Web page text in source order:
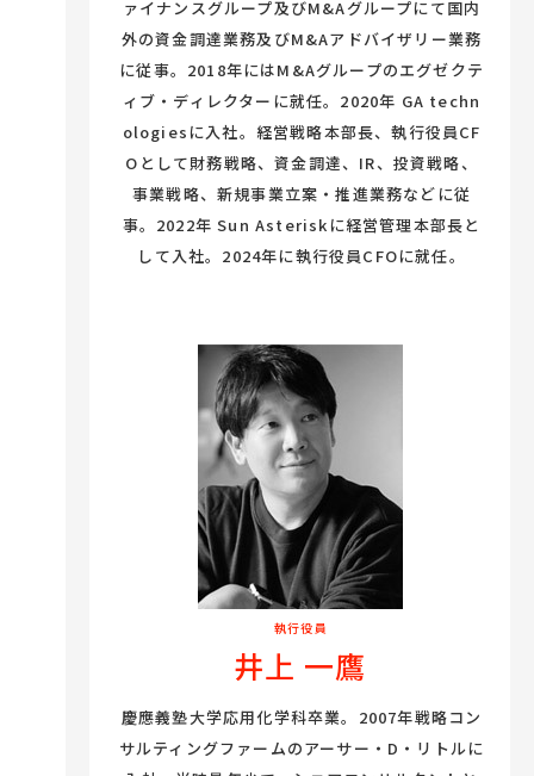
ァイナンスグループ及びM&Aグループにて国内
外の資⾦調達業務及びM&Aアドバイザリー業務
に従事。2018年にはM&Aグループのエグゼクテ
ィブ・ディレクターに就任。2020年 GA techn
ologiesに⼊社。経営戦略本部⻑、執⾏役員CF
Oとして財務戦略、資金調達、IR、投資戦略、
事業戦略、新規事業立案・推進業務などに従
事。2022年 Sun Asteriskに経営管理本部長と
して入社。2024年に執行役員CFOに就任。
執行役員
井上 一鷹
慶應義塾大学応用化学科卒業。2007年戦略コン
サルティングファームのアーサー・D・リトルに